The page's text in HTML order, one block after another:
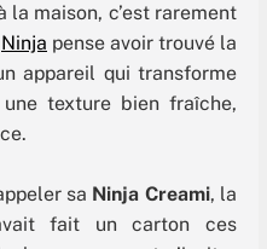
la maison, c’est rarement
Ninja pense avoir trouvé la
appareil qui transforme
texture bien fraîche,
sa Ninja Creami, la
fait un carton ces